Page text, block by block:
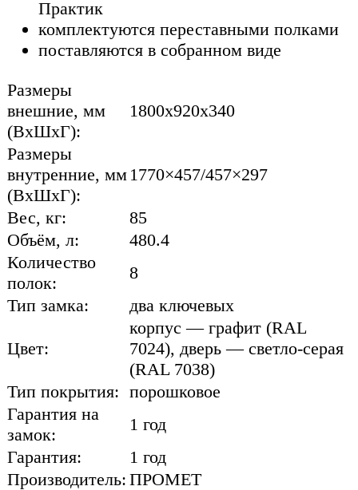
Практик
комплектуются переставными полками
поставляются в собранном виде
Размеры
внешние, мм
(ВхШхГ):
1800x920x340
Размеры
внутренние, мм
(ВхШхГ):
1770×457/457×297
Вес, кг:
85
Объём, л:
480.4
Количество
полок:
8
Тип замка:
два ключевых
Цвет:
корпус — графит (RAL
7024), дверь — светло-серая
(RAL 7038)
Тип покрытия: порошковое
Гарантия на
замок:
1 год
Гарантия:
1 год
Производитель: ПРОМЕТ